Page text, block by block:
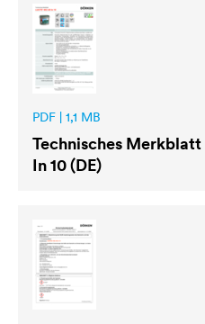
PDF | 1,1 MB
Technisches Merkblatt
In 10 (DE)